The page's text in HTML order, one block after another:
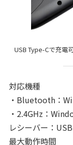
USB Type-Cで充電
対応機種
・Bluetooth：
・2.4GHz：
レシーバー：
最大動作時間